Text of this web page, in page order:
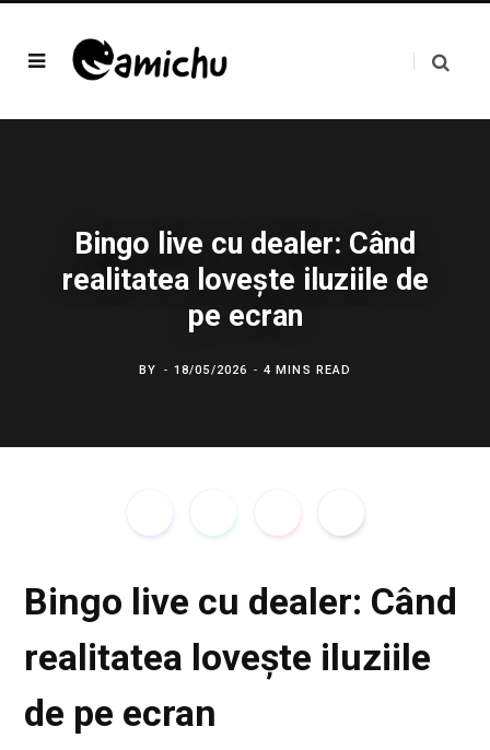
Bingo live cu dealer: Când
realitatea lovește iluziile de
pe ecran
BY 18/05/2026 4 MINS READ
Bingo live cu dealer: Când
realitatea lovește iluziile
de pe ecran